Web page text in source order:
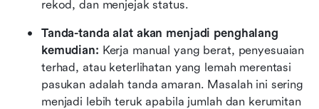
rekod, dan menjejak status.
Tanda-tanda alat akan menjadi penghalang
kemudian: Kerja manual yang berat, penyesuaian
terhad, atau keterlihatan yang lemah merentasi
pasukan adalah tanda amaran. Masalah ini sering
menjadi lebih teruk apabila jumlah dan kerumitan